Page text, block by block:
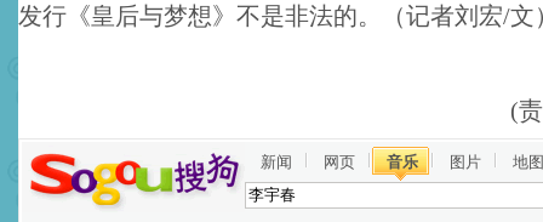
发行《皇后与梦想》不是非法的。（记者刘宏/文
(
新闻 网页 音乐 图片 地图